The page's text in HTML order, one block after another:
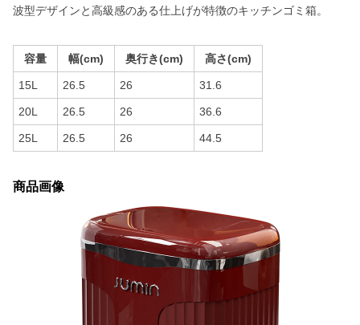
波型デザインと高級感のある仕上げが特徴のキッチンゴミ箱。
容量 幅(cm) 奥行き(cm) 高さ(cm)
15L 26.5 26 31.6
20L 26.5 26 36.6
25L 26.5 26 44.5
商品画像